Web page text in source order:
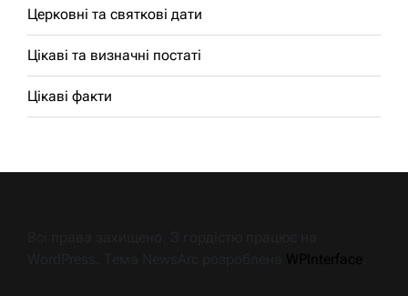
Церковні та святкові дати
Цікаві та визначні постаті
Цікаві факти